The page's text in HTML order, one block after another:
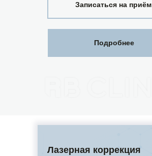
Подробнее
Записаться на приём
Лазерная коррекция